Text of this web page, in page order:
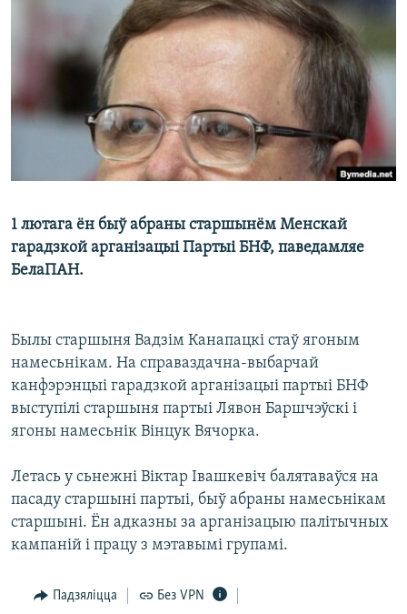
НА ХВАЛЯХ СВАБОДЫ
1 лютага ён быў абраны старшынём Менскай
гарадзкой арганізацыі Партыі БНФ, паведамляе
БелаПАН.
Былы старшыня Вадзім Канапацкі стаў ягоным
намесьнікам. На справаздачна-выбарчай
канфэрэнцыі гарадзкой арганізацыі партыі БНФ
выступілі старшыня партыі Лявон Баршчэўскі і
ягоны намесьнік Вінцук Вячорка.
Летась у сьнежні Віктар Івашкевіч балятаваўся на
пасаду старшыні партыі, быў абраны намесьнікам
старшыні. Ён адказны за арганізацыю палітычных
кампаній і працу з мэтавымі групамі.
Падзяліцца Без VPN